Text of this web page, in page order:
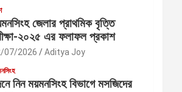
জেলার প্রাথমিক বৃত্তি
২০২৫ এর ফলাফল প্রকাশ
07/2026 Aditya Joy
নিন ময়মনসিংহ বিভাগে মসজিদের